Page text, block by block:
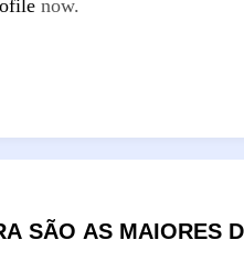
now.
SÃO AS MAIORES